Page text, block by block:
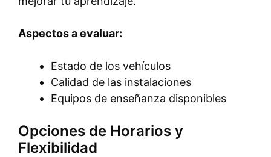
Aspectos a evaluar:
Estado de los vehículos
Calidad de las instalaciones
Equipos de enseñanza disponibles
Opciones de Horarios y
Flexibilidad